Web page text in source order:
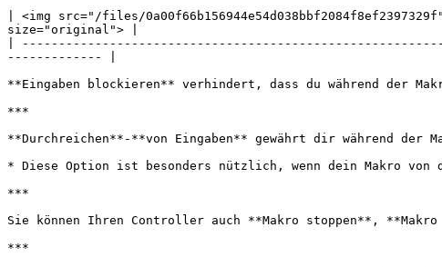
| <img src="/files/
size="original"> |
|
------------- |
**Eingaben blockieren** verhindert, dass du während der
***
**Durchreichen**-**von Eingaben** gewährt dir während der
* Diese Option ist besonders nützlich, wenn dein Makro
***
Sie können Ihren Controller auch **Makro stoppen**,
***